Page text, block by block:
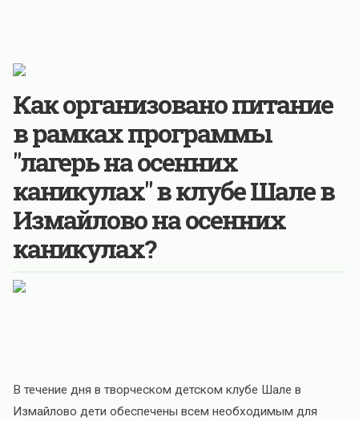
Как организовано питание
в рамках программы
"лагерь на осенних
каникулах" в клубе Шале в
Измайлово на осенних
каникулах?
В течение дня в творческом детском клубе Шале в
Измайлово дети обеспечены всем необходимым для